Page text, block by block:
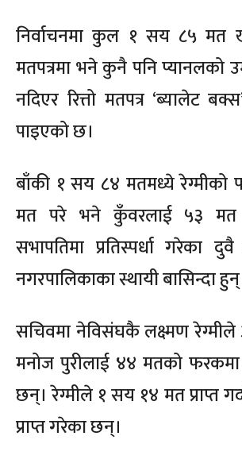
निर्वाचनमा कुल १ सय ८५ मत
मतपत्रमा भने कुनै पनि प्यानलको
नदिएर रित्तो मतपत्र ‘ब्यालेट
पाइएको छ।
बाँकी १ सय ८४ मतमध्ये रेग्मीको
मत परे भने कुँवरलाई ५३
सभापतिमा प्रतिस्पर्धा गरेका
नगरपालिकाका स्थायी बासिन्दा
सचिवमा नेविसंघकै लक्ष्मण रेग्मीले
मनोज पुरीलाई ४४ मतको
छन्। रेग्मीले १ सय १४ मत प्राप्त
प्राप्त गरेका छन्।